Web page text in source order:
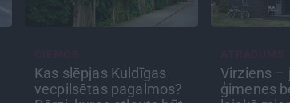
Kas slēpjas Kuldīgas
vecpilsētas pagalmos?
Virziens –
ģimenes